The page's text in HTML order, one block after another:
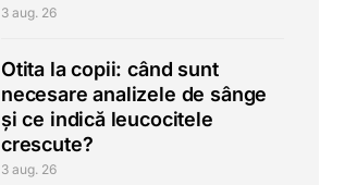
3 aug. 26
Otita la copii: când sunt
necesare analizele de sânge
și ce indică leucocitele
crescute?
3 aug. 26